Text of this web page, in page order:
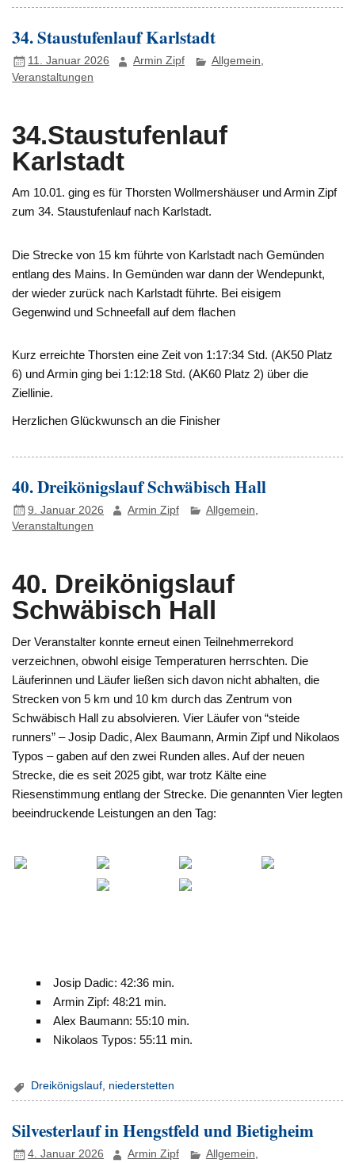
34. Staustufenlauf Karlstadt
11. Januar 2026 Armin Zipf Allgemein,
Veranstaltungen
34.Staustufenlauf
Karlstadt
Am 10.01. ging es für Thorsten Wollmershäuser und Armin Zipf
zum 34. Staustufenlauf nach Karlstadt.
Die Strecke von 15 km führte von Karlstadt nach Gemünden
entlang des Mains. In Gemünden war dann der Wendepunkt,
der wieder zurück nach Karlstadt führte. Bei eisigem
Gegenwind und Schneefall auf dem flachen
Kurz erreichte Thorsten eine Zeit von 1:17:34 Std. (AK50 Platz
6) und Armin ging bei 1:12:18 Std. (AK60 Platz 2) über die
Ziellinie.
Herzlichen Glückwunsch an die Finisher
40. Dreikönigslauf Schwäbisch Hall
9. Januar 2026 Armin Zipf Allgemein
Veranstaltungen
40. Dreikönigslauf
Schwäbisch Hall
Der Veranstalter konnte erneut einen Teilnehmerrekord
verzeichnen, obwohl eisige Temperaturen herrschten. Die
Läuferinnen und Läufer ließen sich davon nicht abhalten, die
Strecken von 5 km und 10 km durch das Zentrum von
Schwäbisch Hall zu absolvieren. Vier Läufer von “steide
runners” – Josip Dadic, Alex Baumann, Armin Zipf und Nikolaos
Typos – gaben auf den zwei Runden alles. Auf der neuen
Strecke, die es seit 2025 gibt, war trotz Kälte eine
Riesenstimmung entlang der Strecke. Die genannten Vier legten
beeindruckende Leistungen an den Tag:
Josip Dadic: 42:36 min.
Armin Zipf: 48:21 min.
Alex Baumann: 55:10 min.
Nikolaos Typos: 55:11 min.
Dreikönigslauf, niederstetten
Silvesterlauf in Hengstfeld und Bietigheim
4. Januar 2026 Armin Zipf Allgemein,